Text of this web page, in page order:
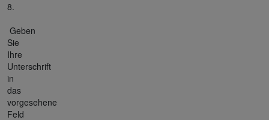
8.
Geben
Sie
Ihre
Unterschrift
in
das
vorgesehene
Feld